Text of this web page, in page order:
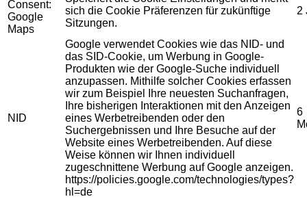
Consent:
Google
Maps
sich die Cookie Präferenzen für zukünftige
Sitzungen.
2
NID
Google verwendet Cookies wie das NID- und
das SID-Cookie, um Werbung in Google-
Produkten wie der Google-Suche individuell
anzupassen. Mithilfe solcher Cookies erfassen
wir zum Beispiel Ihre neuesten Suchanfragen,
Ihre bisherigen Interaktionen mit den Anzeigen
eines Werbetreibenden oder den
Suchergebnissen und Ihre Besuche auf der
Website eines Werbetreibenden. Auf diese
Weise können wir Ihnen individuell
zugeschnittene Werbung auf Google anzeigen.
https://policies.google.com/technologies/types?
hl=de
6